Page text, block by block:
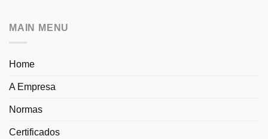
MAIN MENU
Home
A Empresa
Normas
Certificados